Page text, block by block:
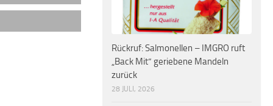
Rückruf: Salmonellen – IMGRO ruft
„Back Mit“ geriebene Mandeln
zurück
28 JULI, 2026